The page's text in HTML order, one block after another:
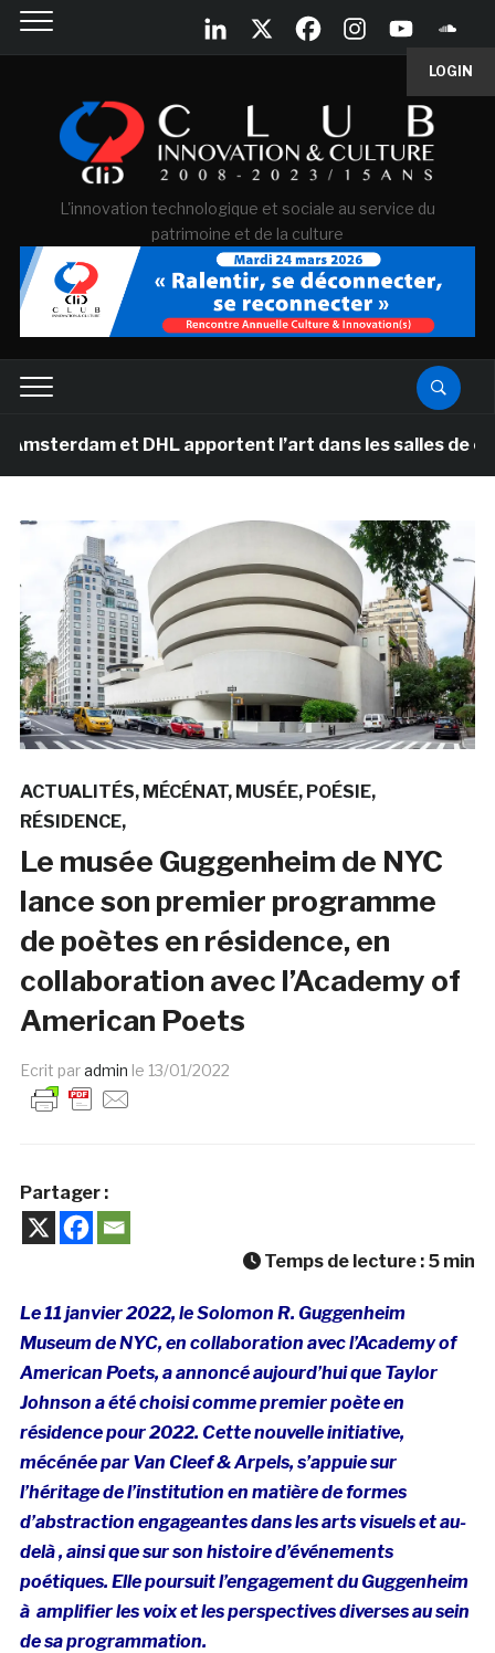
LOGIN
L'innovation technologique et sociale au service du
patrimoine et de la culture
et DHL apportent l’art dans les salles de classe
ACTUALITÉS MÉCÉNAT MUSÉE POÉSIE
RÉSIDENCE
Le musée Guggenheim de NYC
lance son premier programme
de poètes en résidence, en
collaboration avec l’Academy of
American Poets
Ecrit paradmin le 13/01/2022
Partager :
Temps de lecture : 5 min
Le 11 janvier 2022, le Solomon R. Guggenheim
Museum de NYC, en collaboration avec l’Academy of
American Poets, a annoncé aujourd’hui que Taylor
Johnson a été choisi comme premier poète en
résidence pour 2022. Cette nouvelle initiative,
mécénée par Van Cleef & Arpels, s’appuie sur
l’héritage de l’institution en matière de formes
d’abstraction engageantes dans les arts visuels et au-
delà , ainsi que sur son histoire d’événements
poétiques. Elle poursuit l’engagement du Guggenheim
à amplifier les voix et les perspectives diverses au sein
de sa programmation.